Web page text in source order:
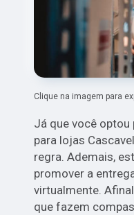
Clique na imagem para
Já que você
para lojas
regra. Ademais,
promover a
virtualmente.
que fazem